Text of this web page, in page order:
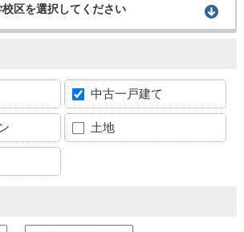
区を選択してください
中古一戸建て
土地